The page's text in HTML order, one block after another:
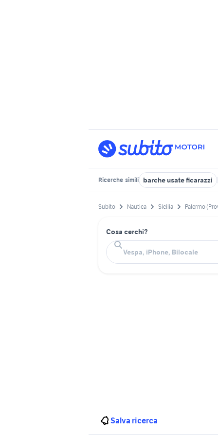
Ricerche simili barche usate ficarazzi
Subito Nautica Sicilia Palermo
Cosa cerchi?
Salva ricerca